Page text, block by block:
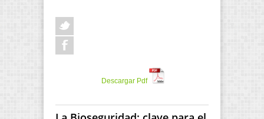
Descargar Pdf